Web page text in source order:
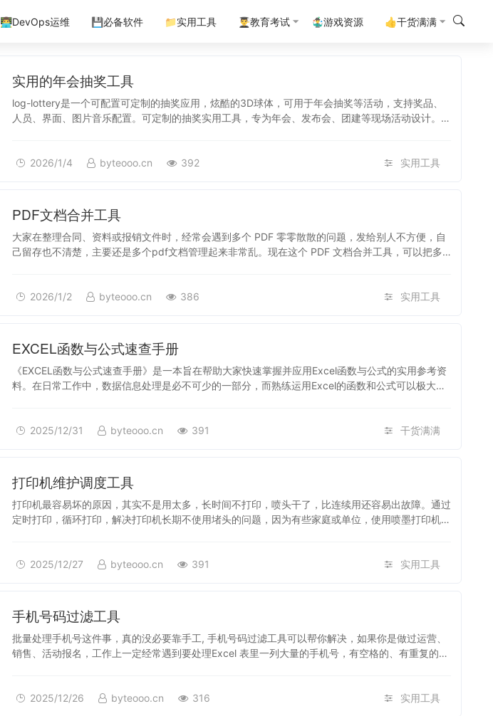
👨‍💻DevOps运维 💾必备软件 📁实用工具 👨‍🎓教育考试 🤹‍♂️游戏资源 👍干货满满
2026/1/4
实用的年会抽奖工具
log-lottery是一个可配置可定制的抽奖应用，炫酷的3D球体，可用于年会抽奖等活动，支持奖品、
人员、界面、图片音乐配置。可定制的抽奖实用工具，专为年会、发布会、团建等现场活动设计。整
实用工具
2026/1/4 byteooo.cn 392
2026/1/2
PDF文档合并工具
大家在整理合同、资料或报销文件时，经常会遇到多个 PDF 零零散散的问题，发给别人不方便，自
己留存也不清楚，主要还是多个pdf文档管理起来非常乱。现在这个 PDF 文档合并工具，可以把多
实用工具
2026/1/2 byteooo.cn 386
2025/12/31
EXCEL函数与公式速查手册
《EXCEL函数与公式速查手册》是一本旨在帮助大家快速掌握并应用Excel函数与公式的实用参考资
料。在日常工作中，数据信息处理是必不可少的一部分，而熟练运用Excel的函数和公式可以极大地
干货满满
2025/12/31 byteooo.cn 391
2025/12/27
打印机维护调度工具
打印机最容易坏的原因，其实不是用太多，长时间不打印，喷头干了，比连续用还容易出故障。通过
定时打印，循环打印，解决打印机长期不使用堵头的问题，因为有些家庭或单位，使用喷墨打印机，
实用工具
2025/12/27 byteooo.cn 391
2025/12/26
手机号码过滤工具
批量处理手机号这件事，真的没必要靠手工, 手机号码过滤工具可以帮你解决，如果你是做过运营、
销售、活动报名，工作上一定经常遇到要处理Excel 表里一列大量的手机号，有空格的、有重复的、
实用工具
2025/12/26 byteooo.cn 316